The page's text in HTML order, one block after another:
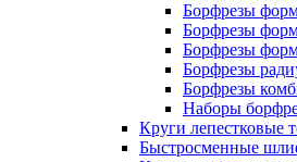
Борфрезы
Борфрезы
Борфрезы
Борфрезы
Борфрезы
Наборы
Круги лепестковые
Быстросменные